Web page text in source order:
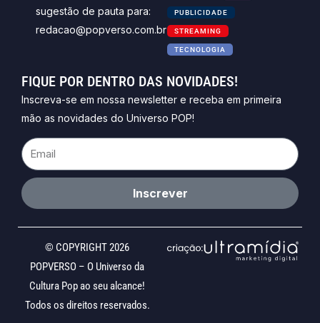
sugestão de pauta para:
redacao@popverso.com.br
PUBLICIDADE
STREAMING
TECNOLOGIA
FIQUE POR DENTRO DAS NOVIDADES!
Inscreva-se em nossa newsletter e receba em primeira
mão as novidades do Universo POP!
Email
Inscrever
© COPYRIGHT 2026
POPVERSO – O Universo da
Cultura Pop ao seu alcance!
Todos os direitos reservados.